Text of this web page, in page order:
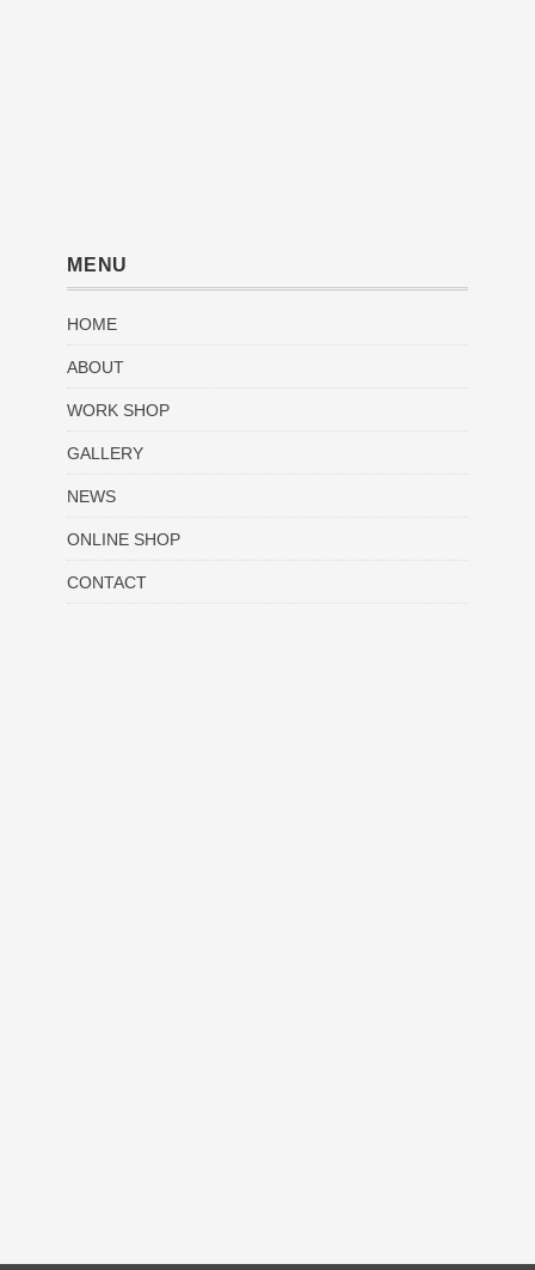
MENU
HOME
ABOUT
WORK SHOP
GALLERY
NEWS
ONLINE SHOP
CONTACT